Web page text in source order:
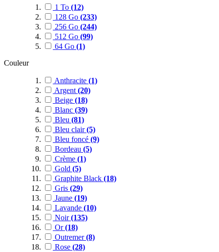
1 To (12)
128 Go (233)
256 Go (244)
512 Go (99)
64 Go (1)
Couleur
Anthracite (1)
Argent (20)
Beige (18)
Blanc (39)
Bleu (81)
Bleu clair(5)
Bleu foncé (9)
Bordeau (5)
Crème (1)
Gold (5)
Graphite Black (18)
Gris (29)
Jaune (19)
Lavande (10)
Noir(135)
Or(18)
Outremer(8)
Rose (28)